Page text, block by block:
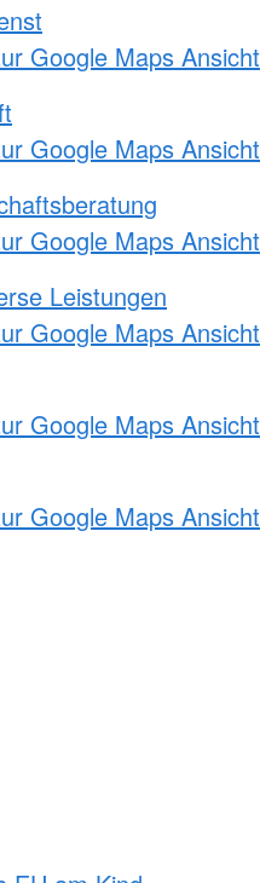
Google Maps Ansicht
Google Maps Ansicht
Google Maps Ansicht
Leistungen
Google Maps Ansicht
Google Maps Ansicht
Google Maps Ansicht